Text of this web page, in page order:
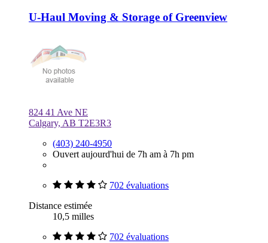
U-Haul Moving & Storage of Greenview
824 41 Ave NE
Calgary, AB T2E3R3
(403) 240-4950
Ouvert aujourd'hui de 7h am à 7h pm
702 évaluations
Distance estimée
10,5 milles
702 évaluations